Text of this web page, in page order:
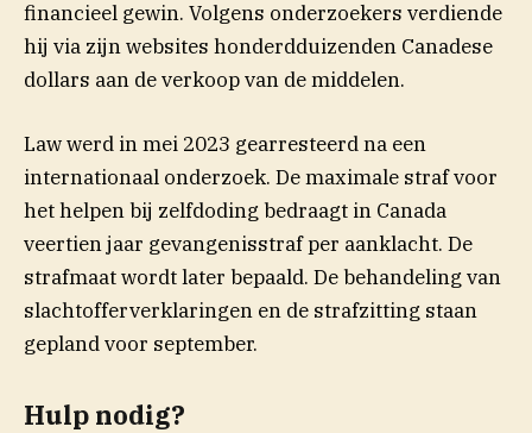
financieel gewin. Volgens onderzoekers verdiende
hij via zijn websites honderdduizenden Canadese
dollars aan de verkoop van de middelen.
Law werd in mei 2023 gearresteerd na een
internationaal onderzoek. De maximale straf voor
het helpen bij zelfdoding bedraagt in Canada
veertien jaar gevangenisstraf per aanklacht. De
strafmaat wordt later bepaald. De behandeling van
slachtofferverklaringen en de strafzitting staan
gepland voor september.
Hulp nodig?